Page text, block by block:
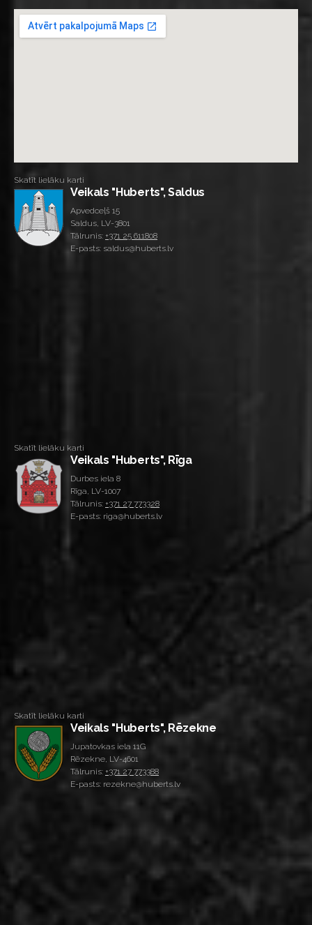
Skatīt lielāku karti
Veikals "Huberts", Saldus
Apvedceļš 15
Saldus, LV-3801
Tālrunis: +371 25 611808
E-pasts: saldus@huberts.lv
Skatīt lielāku karti
Veikals "Huberts", Rīga
Durbes iela 8
Rīga, LV-1007
Tālrunis: +371 27 773328
E-pasts: riga@huberts.lv
Skatīt lielāku karti
Veikals "Huberts", Rēzekne
Jupatovkas iela 11G
Rēzekne, LV-4601
Tālrunis: +371 27 773388
E-pasts: rezekne@huberts.lv